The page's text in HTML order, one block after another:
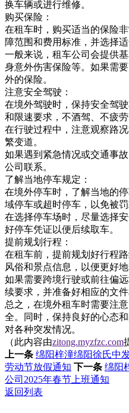
换车辆或进行维修。
购买保险：
在租车时，购买适当的保险
障范围和费用标准，并选择
一般来说，租车公司会提供
身意外伤害保险等。如果需
外的保险。
注意安全驾驶：
在境外驾驶时，保持安全驾
和限速要求，不酒驾、不疲劳
在行驶过程中，注意观察路
繁变道。
如果遇到紧急情况或交通事
公司联系。
了解当地停车规定：
在境外停车时，了解当地的
域停车或超时停车，以免被罚
在选择停车场时，尽量选择
好停车凭证以便后续取车。
提前规划行程：
在租车前，提前规划好行程
风俗和景点信息，以便更好
如果需要跨境行驶或前往偏
续要求，并准备好相应的文件
总之，在境外租车时需要注
全。同时，保持良好的心态
对各种突发情况。
（此内容由zitong.myzfzc.com
上一条 绵阳梓潼绵阳徐氏中
劳动节放假通知 下一条 绵阳
公司2025年春节上班通知
返回列表